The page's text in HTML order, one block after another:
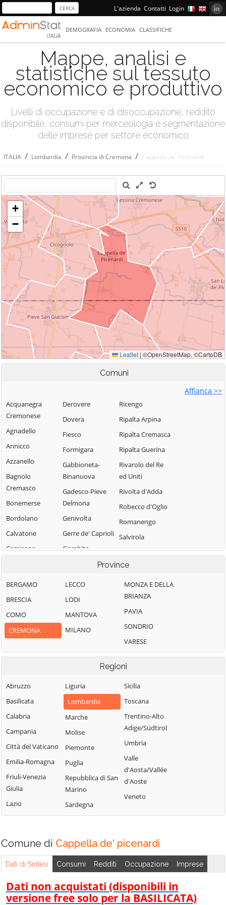
L'azienda Contatti Login
ITALIA
DEMOGRAFIA ECONOMIA CLASSIFICHE
Mappe, analisi e
statistiche sul tessuto
economico e produttivo
Livelli di occupazione e di disoccupazione, reddito
disponibile, consumi per merceologia e segmentazione
delle imprese per settore economico
ITALIA / Lombardia / Provincia di Cremona / Cappella de' Picenardi
Comuni
Affianca >>
Acquanegra
Cremonese
Agnadello
Annicco
Azzanello
Bagnolo
Cremasco
Bonemerse
Bordolano
Calvatone
Camisano
Cantone
Cappella de'
Uniti
Casale Cremasco-
Vidolasco
Casaletto
Sopra
Casaletto Vaprio
Casteldidone
Castelleone
Castelvisconti
Derovere
Dovera
Fiesco
Formigara
Gabbioneta-
Binanuova
Gadesco-Pieve
Delmona
Genivolta
Gerre de' Caprioli
Gombito
Uniti
Gussola
Isola Dovarese
Martignana di Po
Monte Cremasco
Offanengo
Olmeneta
Paderno
Palazzo Pignano
Pandino
Persico Dosimo
Pescarolo ed
Uniti
Ricengo
Ripalta Arpina
Ripalta Cremasca
Ripalta Guerina
Rivarolo del Re
ed Uniti
Rivolta d'Adda
Robecco d'Oglio
Romanengo
Salvirola
San Bassano
San Daniele Po
San Giovanni in
Croce
San Martino del
Scandolara Ripa
Sergnano
Sesto ed Uniti
Solarolo Rainerio
Soncino
Sospiro
Spinadesco
Spineda
Lombardo
Torlino Vimercati
Tornata
Torre de'
Province
BERGAMO
BRESCIA
COMO
CREMONA
LECCO
LODI
MANTOVA
MILANO
MONZA E DELLA
BRIANZA
PAVIA
SONDRIO
VARESE
Regioni
Abruzzo
Basilicata
Calabria
Campania
Città del Vaticano
Emilia-Romagna
Friuli-Venezia
Giulia
Lazio
Liguria
Lombardia
Marche
Molise
Piemonte
Puglia
Repubblica di San
Marino
Sardegna
Sicilia
Toscana
Trentino-Alto
Adige/Südtirol
Umbria
Valle
d'Aosta/Vallée
d'Aoste
Veneto
Comune di Cappella de' picenardi
Dati di Sintesi Consumi Redditi Occupazione Imprese
Dati non acquistati (disponibili in
versione free solo per la BASILICATA)